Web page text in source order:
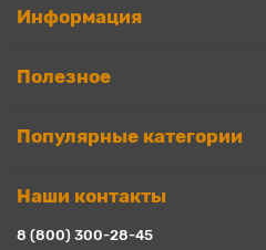
Информация
Полезное
Популярные категории
Наши контакты
8 (800) 300-28-45